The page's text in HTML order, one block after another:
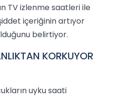
TV izlenme saatleri ile
içeriğinin artıyor
belirtiyor.
KORKUYOR
uyku saati